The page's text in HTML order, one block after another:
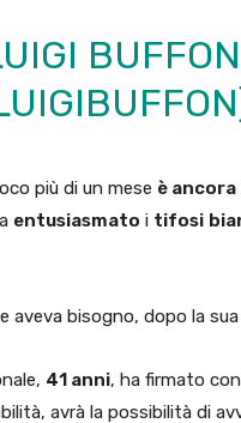
BUFFON
più di un mese è
entusiasmato i tifosi
aveva bisogno, dopo la sua
41 anni, ha firmato
avrà la possibilità di